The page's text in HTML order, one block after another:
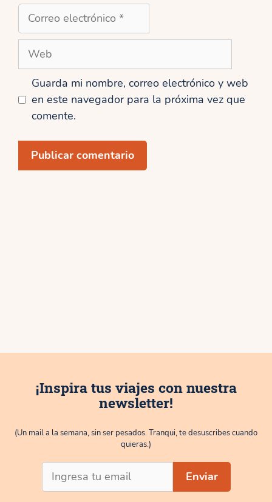
Correo
Web
Guarda mi nombre, correo electrónico y web
en este navegador para la próxima vez que
comente.
¡Inspira tus viajes con nuestra
newsletter!
(Un mail a la semana, sin ser pesados. Tranqui, te desuscribes cuando
quieras.)